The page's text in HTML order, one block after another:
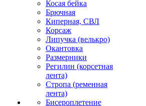
Косая бейка
Брючная
Киперная, СВЛ
Корсаж
Липучка (велькро)
Окантовка
Размерники
Регилин (корсетная
лента)
Стропа (ременная
лента)
Бисероплетение